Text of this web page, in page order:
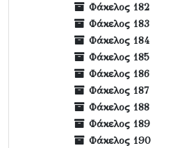
Φάκελος 182
Φάκελος 183
Φάκελος 184
Φάκελος 185
Φάκελος 186
Φάκελος 187
Φάκελος 188
Φάκελος 189
Φάκελος 190